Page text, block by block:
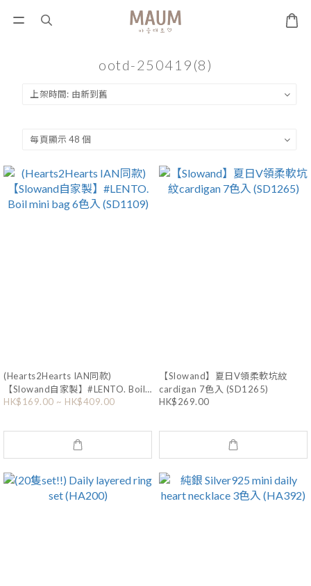
ootd-250419(8)
(Hearts2Hearts IAN同款)
【Slowand自家製】#LENTO. Boil
mini bag 6色入 (SD1109)
HK$169.00 ~ HK$409.00
【Slowand】夏日V領柔軟坑紋
cardigan 7色入 (SD1265)
HK$269.00